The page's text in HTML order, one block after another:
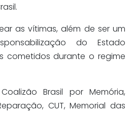
as vítimas, além de ser um
do Estado
cometidos durante o regime
Brasil por Memória,
CUT, Memorial das